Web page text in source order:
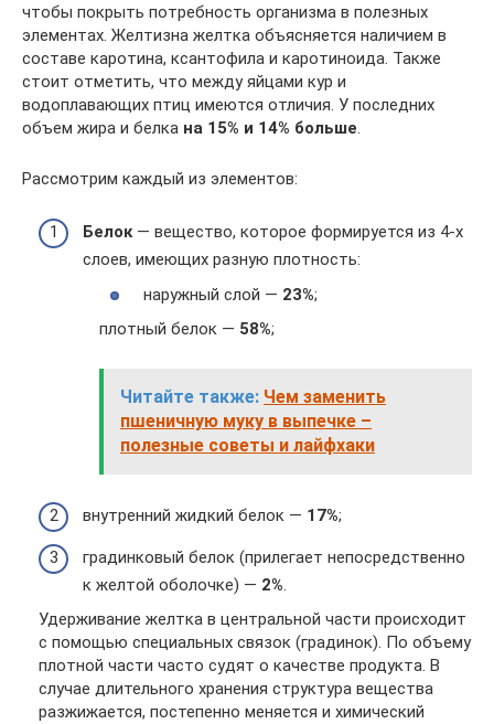
чтобы покрыть потребность организма в полезных
элементах. Желтизна желтка объясняется наличием в
составе каротина, ксантофила и каротиноида. Также
стоит отметить, что между яйцами кур и
водоплавающих птиц имеются отличия. У последних
объем жира и белка на 15% и 14% больше
Рассмотрим каждый из элементов:
Белок— вещество, которое формируется из 4-х
слоев, имеющих разную плотность:
наружный слой — 23%;
плотный белок — 58%;
Читайте также: Чем заменить
пшеничную муку в выпечке –
полезные советы и лайфхаки
внутренний жидкий белок — 17%;
градинковый белок (прилегает непосредственно
к желтой оболочке) — 2%
Удерживание желтка в центральной части происходит
с помощью специальных связок (градинок). По объему
плотной части часто судят о качестве продукта. В
случае длительного хранения структура вещества
разжижается, постепенно меняется и химический